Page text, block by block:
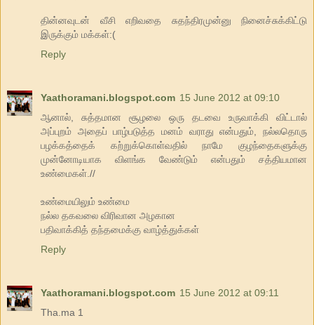
தின்னவுடன் வீசி எறிவதை சுதந்திரமுன்னு நினைச்சுக்கிட்டு
இருக்கும் மக்கள்:(
Reply
Yaathoramani.blogspot.com 15 June 2012 at 09:10
ஆனால், சுத்தமான சூழலை ஒரு தடவை உருவாக்கி விட்டால்
அப்புறம் அதைப் பாழ்படுத்த மனம் வராது என்பதும், நல்லதொரு
பழக்கத்தைக் கற்றுக்கொள்வதில் நாமே குழந்தைகளுக்கு
முன்னோடியாக விளங்க வேண்டும் என்பதும் சத்தியமான
உண்மைகள்.//
உண்மையிலும் உண்மை
நல்ல தகவலை விரிவான அழகான
பதிவாக்கித் தந்தமைக்கு வாழ்த்துக்கள்
Reply
Yaathoramani.blogspot.com 15 June 2012 at 09:11
Tha.ma 1